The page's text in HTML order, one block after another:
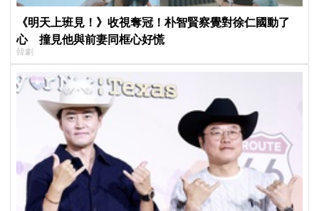
《明天上班見！》收視奪冠！朴智賢察覺對徐仁國動了
心 撞見他與前妻同框心好慌
韓劇